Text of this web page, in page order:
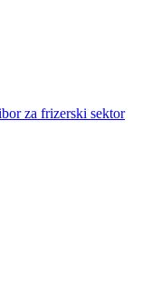
za frizerski sektor